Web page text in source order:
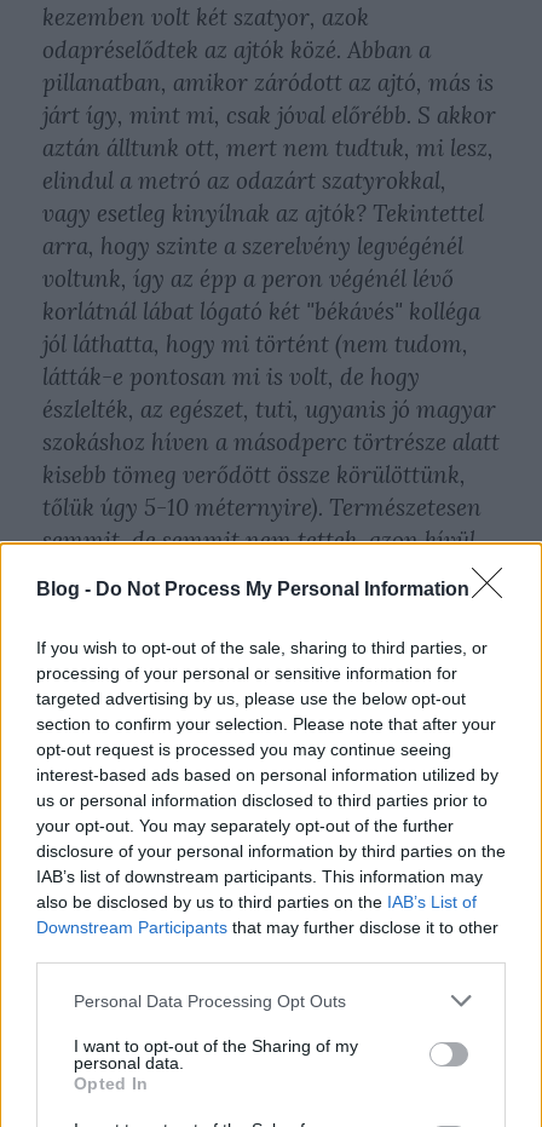
Blog - Do Not Process My Personal Information
If you wish to opt-out of the sale, sharing to third parties, or
processing of your personal or sensitive information for
targeted advertising by us, please use the below opt-out
section to confirm your selection. Please note that after your
opt-out request is processed you may continue seeing
interest-based ads based on personal information utilized by
us or personal information disclosed to third parties prior to
your opt-out. You may separately opt-out of the further
disclosure of your personal information by third parties on the
IAB’s list of downstream participants. This information may
also be disclosed by us to third parties on the IAB’s List of
Downstream Participants that may further disclose it to other
Please note that this website/app uses one or more Google
not limited to your visit or usage behaviour. You may click to
grant or deny consent to Google and its third-party tags to
use your data for below specified purposes in below Google
consent section.
Personal Data Processing Opt Outs
I want to opt-out of the Sharing of my
personal data.
Opted In
kezemben volt két szatyor, azok
odapréselődtek az ajtók közé. Abban a
pillanatban, amikor záródott az ajtó, más is
járt így, mint mi, csak jóval előrébb. S akkor
aztán álltunk ott, mert nem tudtuk, mi lesz,
elindul a metró az odazárt szatyrokkal,
vagy esetleg kinyílnak az ajtók? Tekintettel
arra, hogy szinte a szerelvény legvégénél
voltunk, így az épp a peron végénél lévő
korlátnál lábat lógató két "békávés" kolléga
jól láthatta, hogy mi történt (nem tudom,
látták-e pontosan mi is volt, de hogy
észlelték, az egészet, tuti, ugyanis jó magyar
szokáshoz híven a másodperc törtrésze alatt
kisebb tömeg verődött össze körülöttünk,
tőlük úgy 5-10 méternyire). Természetesen
semmit, de semmit nem tettek, azon kívül,
bámulókhoz. A jármű belsejében felugorott
egy fiatal lány, s megnyomta a vésznyitót
vagy vészjelzőt, ám erre sem történt sok
minden.
Végül is eltelt így kábé két perc, mire végül
is kinyílt az ajtó, s szabadultunk, vagyis a
zacskóink. Az ijedtségen kívül , baj nem
történt, de történhetett volna.
És akkor a kérdéseim:
Miért lehetséges az, hogy minden
elkezdenek záródni az ajtók? Miért
záródnak zsilipszerűen az ajtók,